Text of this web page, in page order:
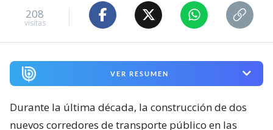
208
visitas
VER RESUMEN
Durante la última década, la construcción de dos
nuevos corredores de transporte público en las